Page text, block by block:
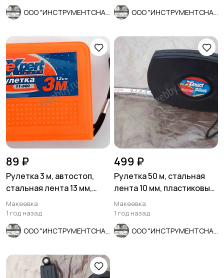
89 ₽
Рулетка 3 м, автостоп,
стальная лента 13 мм,
двухсторонняя разметка.
Макеевка
1 год назад
499 ₽
Рулетка 50 м, стальная
лента 10 мм, пластиковый
ударопрочный корпус, ч
Макеевка
1 год назад